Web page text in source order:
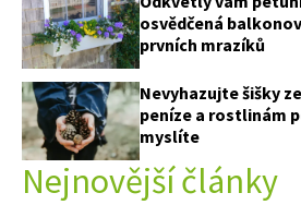
osvědčená
prvních mrazíků
Nevyhazujte šišky
peníze a rostlinám
myslíte
Nejnovější články